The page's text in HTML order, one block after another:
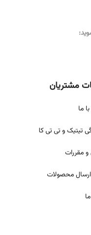
مشتریان
ما
تیتیک و تی تی کا
و مقررات
محصولات